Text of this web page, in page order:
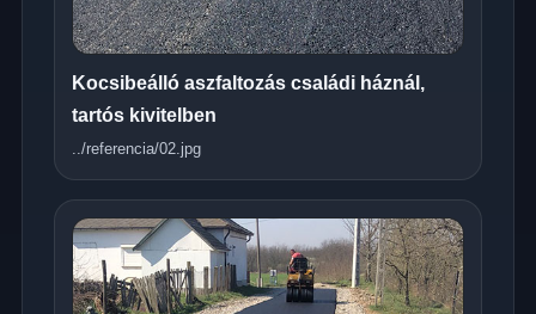
Kocsibeálló aszfaltozás családi háznál,
tartós kivitelben
../referencia/02.jpg